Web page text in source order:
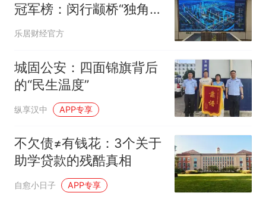
冠军榜：闵行颛桥“独角
兽”红盘实测：保利都汇和
乐居财经官方
城固公安：四面锦旗背后
的“民生温度”
纵享汉中 APP专享
不欠债≠有钱花：3个关于
助学贷款的残酷真相
自愈小日子 APP专享